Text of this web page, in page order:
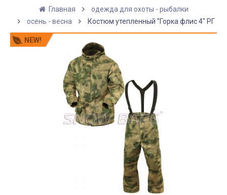
Главная
одежда для охоты - рыбалки
осень - весна
Костюм утепленный "Горка флис 4" РГ
NEW!